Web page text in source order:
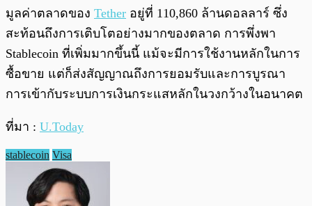
มูลค่าตลาดของ Tether อยู่ที่ 110,860 ล้านดอลลาร์ ซึ่ง
สะท้อนถึงการเติบโตอย่างมากของตลาด การพึ่งพา
Stablecoin ที่เพิ่มมากขึ้นนี้ แม้จะมีการใช้งานหลักในการ
ซื้อขาย แต่ก็ส่งสัญญาณถึงการยอมรับและการบูรณา
การเข้ากับระบบการเงินกระแสหลักในวงกว้างในอนาคต
ที่มา : U.Today
stablecoin Visa